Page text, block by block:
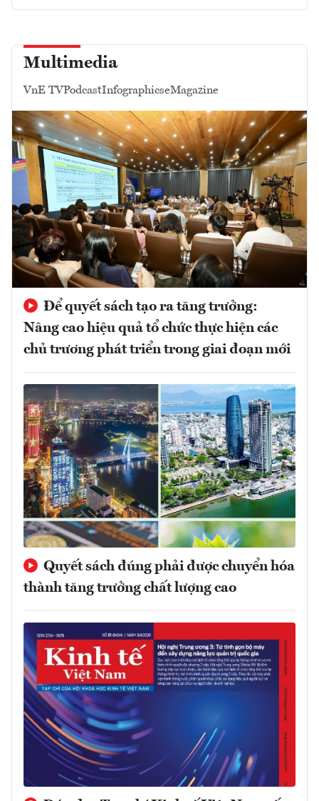
Multimedia
VnE TVPodcastInfographicseMagazine
Để quyết sách tạo ra tăng trưởng:
Nâng cao hiệu quả tổ chức thực hiện các
chủ trương phát triển trong giai đoạn mới
Quyết sách đúng phải được chuyển hóa
thành tăng trưởng chất lượng cao